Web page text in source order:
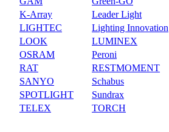
K-Array
Leader Light
LIGHTEC
Lighting Innovation
LOOK
LUMINEX
OSRAM
Peroni
RAT
RESTMOMENT
SANYO
Schabus
SPOTLIGHT
Sundrax
TELEX
TORCH